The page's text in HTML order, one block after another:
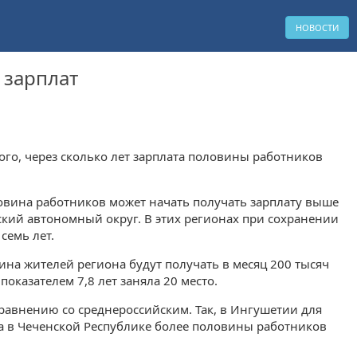
НОВОСТИ
через сколько лет зарплата половины работников
работников может начать получать зарплату выше
автономный округ. В этих регионах при сохранении
лет.
жителей региона будут получать в месяц 200 тысяч
7,8 лет заняла 20 место.
со среднероссийским. Так, в Ингушетии для
Чеченской Республике более половины работников